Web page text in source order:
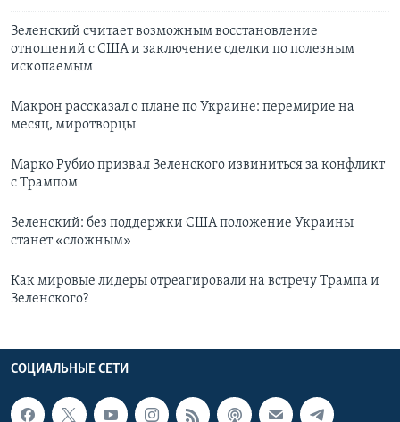
Зеленский считает возможным восстановление
отношений с США и заключение сделки по полезным
ископаемым
Макрон рассказал о плане по Украине: перемирие на
месяц, миротворцы
Марко Рубио призвал Зеленского извиниться за конфликт
с Трампом
Зеленский: без поддержки США положение Украины
станет «сложным»
Как мировые лидеры отреагировали на встречу Трампа и
Зеленского?
СОЦИАЛЬНЫЕ СЕТИ